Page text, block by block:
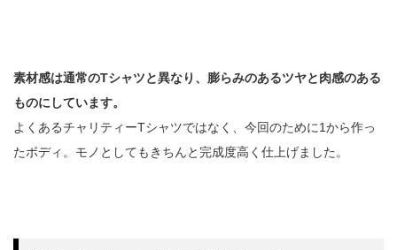
素材感は通常のTシャツと異なり、膨らみのあるツヤと肉感のある
ものにしています。
よくあるチャリティーTシャツではなく、今回のために1から作っ
たボディ。モノとしてもきちんと完成度高く仕上げました。